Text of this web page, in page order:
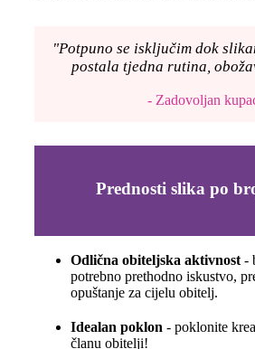
"Potpuno se isključim dok
postala tjedna rutina,
- Zadovoljan
Prednosti slika po
Odlična obiteljska aktivnost-
potrebno prethodno iskustvo,
opuštanje za cijelu obitelj.
Idealan poklon - poklonite
članu obitelji!